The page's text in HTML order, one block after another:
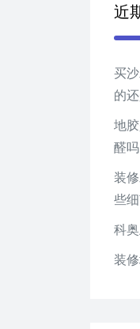
近
买
的
地
醛吗
装
些
科
装